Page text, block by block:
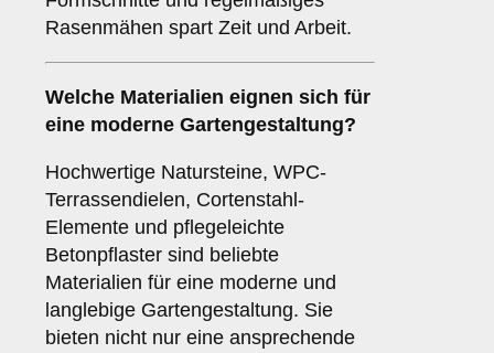
Rasenmähen spart Zeit und Arbeit.
Welche Materialien eignen sich für
eine moderne Gartengestaltung?
Hochwertige Natursteine, WPC-
Terrassendielen, Cortenstahl-
Elemente und pflegeleichte
Betonpflaster sind beliebte
Materialien für eine moderne und
langlebige Gartengestaltung. Sie
bieten nicht nur eine ansprechende